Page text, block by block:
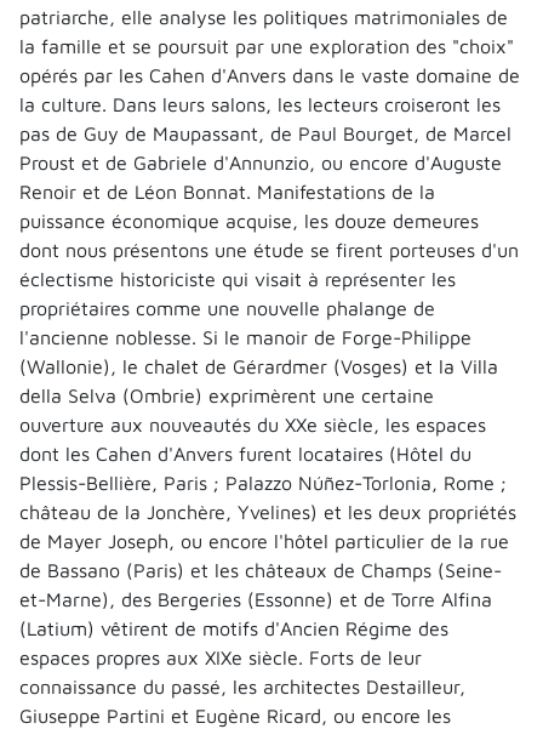
patriarche, elle analyse les politiques matrimoniales de
la famille et se poursuit par une exploration des "choix"
opérés par les Cahen d'Anvers dans le vaste domaine de
la culture. Dans leurs salons, les lecteurs croiseront les
pas de Guy de Maupassant, de Paul Bourget, de Marcel
Proust et de Gabriele d'Annunzio, ou encore d'Auguste
Renoir et de Léon Bonnat. Manifestations de la
puissance économique acquise, les douze demeures
dont nous présentons une étude se firent porteuses d'un
éclectisme historiciste qui visait à représenter les
propriétaires comme une nouvelle phalange de
l'ancienne noblesse. Si le manoir de Forge-Philippe
(Wallonie), le chalet de Gérardmer (Vosges) et la Villa
della Selva (Ombrie) exprimèrent une certaine
ouverture aux nouveautés du XXe siècle, les espaces
dont les Cahen d'Anvers furent locataires (Hôtel du
Plessis-Bellière, Paris ; Palazzo Núñez-Torlonia, Rome ;
château de la Jonchère, Yvelines) et les deux propriétés
de Mayer Joseph, ou encore l'hôtel particulier de la rue
de Bassano (Paris) et les châteaux de Champs (Seine-
et-Marne), des Bergeries (Essonne) et de Torre Alfina
(Latium) vêtirent de motifs d'Ancien Régime des
espaces propres aux XIXe siècle. Forts de leur
connaissance du passé, les architectes Destailleur,
Giuseppe Partini et Eugène Ricard, ou encore les